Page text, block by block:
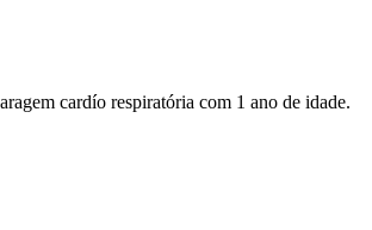
cardío respiratória com 1 ano de idade.